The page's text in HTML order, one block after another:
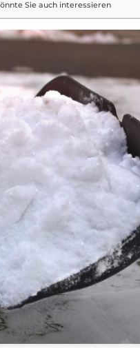
Sie auch interessieren